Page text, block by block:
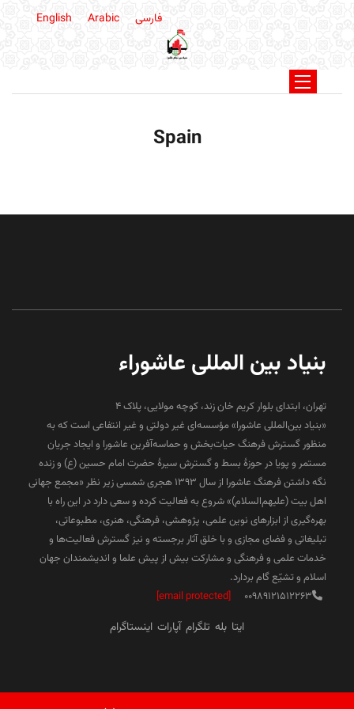
فارسی English Arabic
Spain
بنیاد بین المللی عاشوراء
تهران، ابتدای بلوار کریم خان زند، کوچه مولایی، پلاک 4
«بنیاد بین‌المللی عاشورا» مؤسسه‌ای غیر دولتی و غیر انتفاعی است که به
منظور گسترش فرهنگ حیات‌بخش و حماسه‌آفرین عاشورا و ایجاد جریان
مستمر و پویا در حوزۀ بسط و گسترش سیرۀ حضرت امام حسین (ع) و زنده
نگه داشتن فرهنگ عاشورا از سال ۱۳۹۳ هجری شمسی زیر نظر «مجمع جهانی
اهل بیت (علیهم‌السلام)» شروع به فعالیت کرده و سعی دارد در این راه با
بهره‌گیری از ابزارهای نوین علمی، پژوهشی، فرهنگی، هنری، مطبوعاتی،
تبلیغاتی و فضای مجازی و با خلق آثار برجسته و نیز گسترش فعالیت‌ها و
خدمات علمی و فرهنگی و مشارکت بیش از پیش علما و اندیشمندان جهان
اسلام و تشیّع گام بردارد.
00989121512263
[email protected]
ایتا بله تلگرام آپارات اینستاگرام